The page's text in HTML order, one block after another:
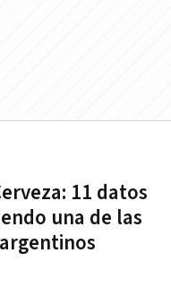
11 datos
una de las